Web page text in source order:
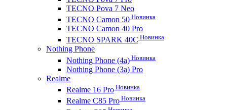
TECNO Pova 7 Neo
TECNO Camon 50 Новинка
TECNO Camon 40 Pro
TECNO SPARK 40C Новинка
Nothing Phone
Nothing Phone (4a) Новинка
Nothing Phone (3a) Pro
Realme
Realme 16 Pro Новинка
Realme C85 Pro Новинка